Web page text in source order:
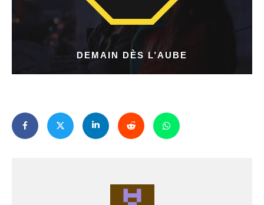
DEMAIN DÈS L’AUBE